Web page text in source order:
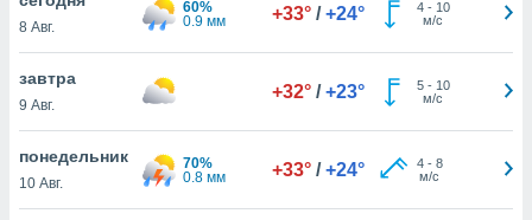
действия
на веб-
основе.
8 Авг.
60%
0.9 мм
+33° / +24° 4- 10
м/с
завтра
9 Авг.
+32° / +23° 5- 10
м/с
понедельник
10 Авг.
70%
0.8 мм
+33° / +24° 4- 8
м/с